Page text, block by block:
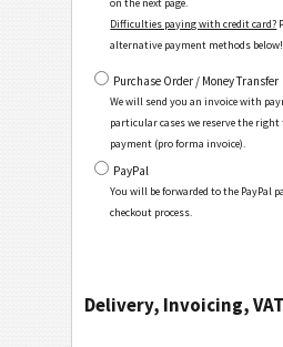
Difficulties paying with credit card?
alternative payment methods below!
Purchase Order / Money Transfer
We will send you an invoice with
particular cases we reserve the
payment (pro forma invoice).
PayPal
You will be forwarded to the PayPal
checkout process.
Delivery, Invoicing, VAT